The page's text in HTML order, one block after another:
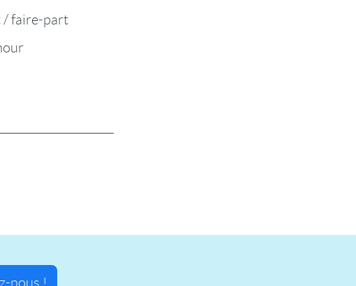
/ faire-part
nous !